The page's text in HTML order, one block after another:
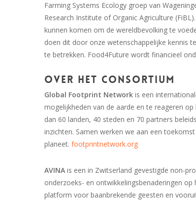
Farming Systems Ecology groep van
Research Institute of Organic Agriculture
kunnen komen om de wereldbevolking te
doen dit door onze wetenschappelijke kennis
te betrekken. Food4Future wordt financieel
Over het Consortium
Global Footprint Network is een
mogelijkheden van de aarde en te reageren
dan 60 landen, 40 steden en 70 partners
inzichten. Samen werken we aan een
planeet.footprintnetwork.org
AVINA is een in Zwitserland gevestigde non-
onderzoeks- en ontwikkelingsbenaderingen
platform voor baanbrekende geesten en